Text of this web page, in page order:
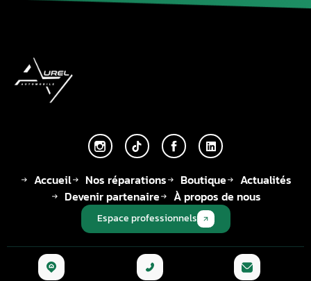
Accueil Nos réparations Boutique
Actualités
Devenir partenaire
À propos de nous
Espace professionnels